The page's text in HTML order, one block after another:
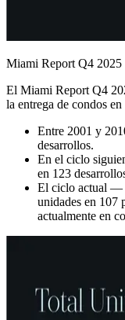
Miami Report Q4 2025
El Miami Report Q4
la entrega de condos
Entre 2001 y
desarrollos.
En el ciclo
en 123
El ciclo actual —
unidades en 107
actualmente en